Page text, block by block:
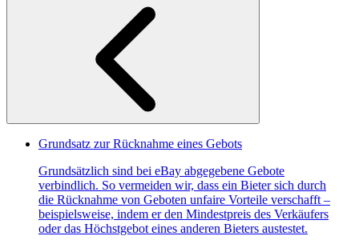
Grundsatz zur Rücknahme eines Gebots
Grundsätzlich sind bei eBay abgegebene Gebote
verbindlich. So vermeiden wir, dass ein Bieter sich durch
die Rücknahme von Geboten unfaire Vorteile verschafft –
beispielsweise, indem er den Mindestpreis des Verkäufers
oder das Höchstgebot eines anderen Bieters austestet.